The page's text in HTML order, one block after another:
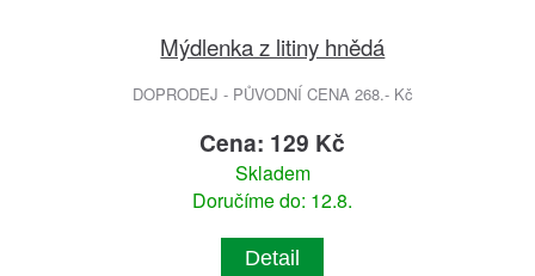
Mýdlenka z litiny hnědá
DOPRODEJ - PŮVODNÍ CENA 268.- Kč
Cena: 129 Kč
Skladem
Doručíme do: 12.8.
Detail